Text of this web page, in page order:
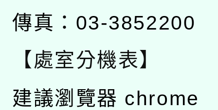
傳真：03-3852200
【處室分機表】
建議瀏覽器 chrome